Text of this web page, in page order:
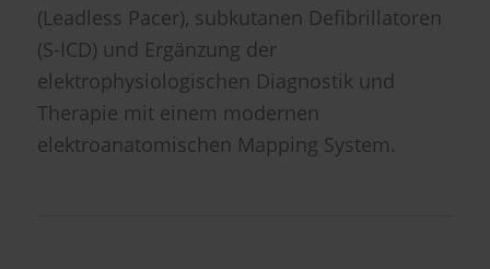
(Leadless Pacer), subkutanen Defibrillatoren
(S-ICD) und Ergänzung der
elektrophysiologischen Diagnostik und
Therapie mit einem modernen
elektroanatomischen Mapping System.